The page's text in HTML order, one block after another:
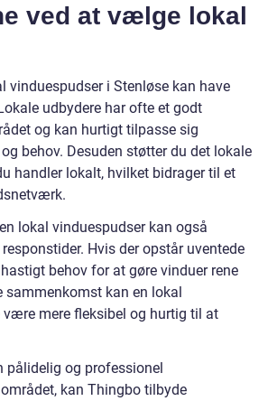
ved at vælge lokal
vinduespudser i Stenløse kan have
udbydere har ofte et godt
og kan hurtigt tilpasse sig
behov. Desuden støtter du det lokale
handler lokalt, hvilket bidrager til et
lokal vinduespudser kan også
Hvis der opstår uventede
behov for at gøre vinduer rene
sammenkomst kan en lokal
mere fleksibel og hurtig til at
pålidelig og professionel
kan Thingbo tilbyde